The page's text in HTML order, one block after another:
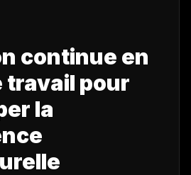
continue en
travail pour
la